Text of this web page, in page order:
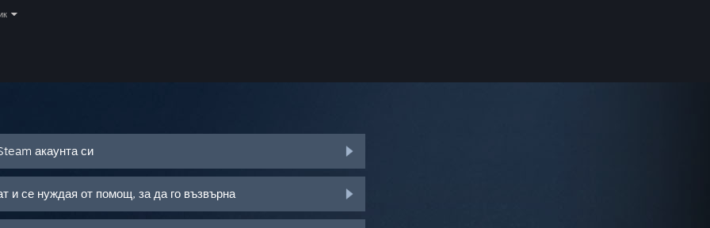
акаунта си
и се нуждая от помощ, за да го възвърна